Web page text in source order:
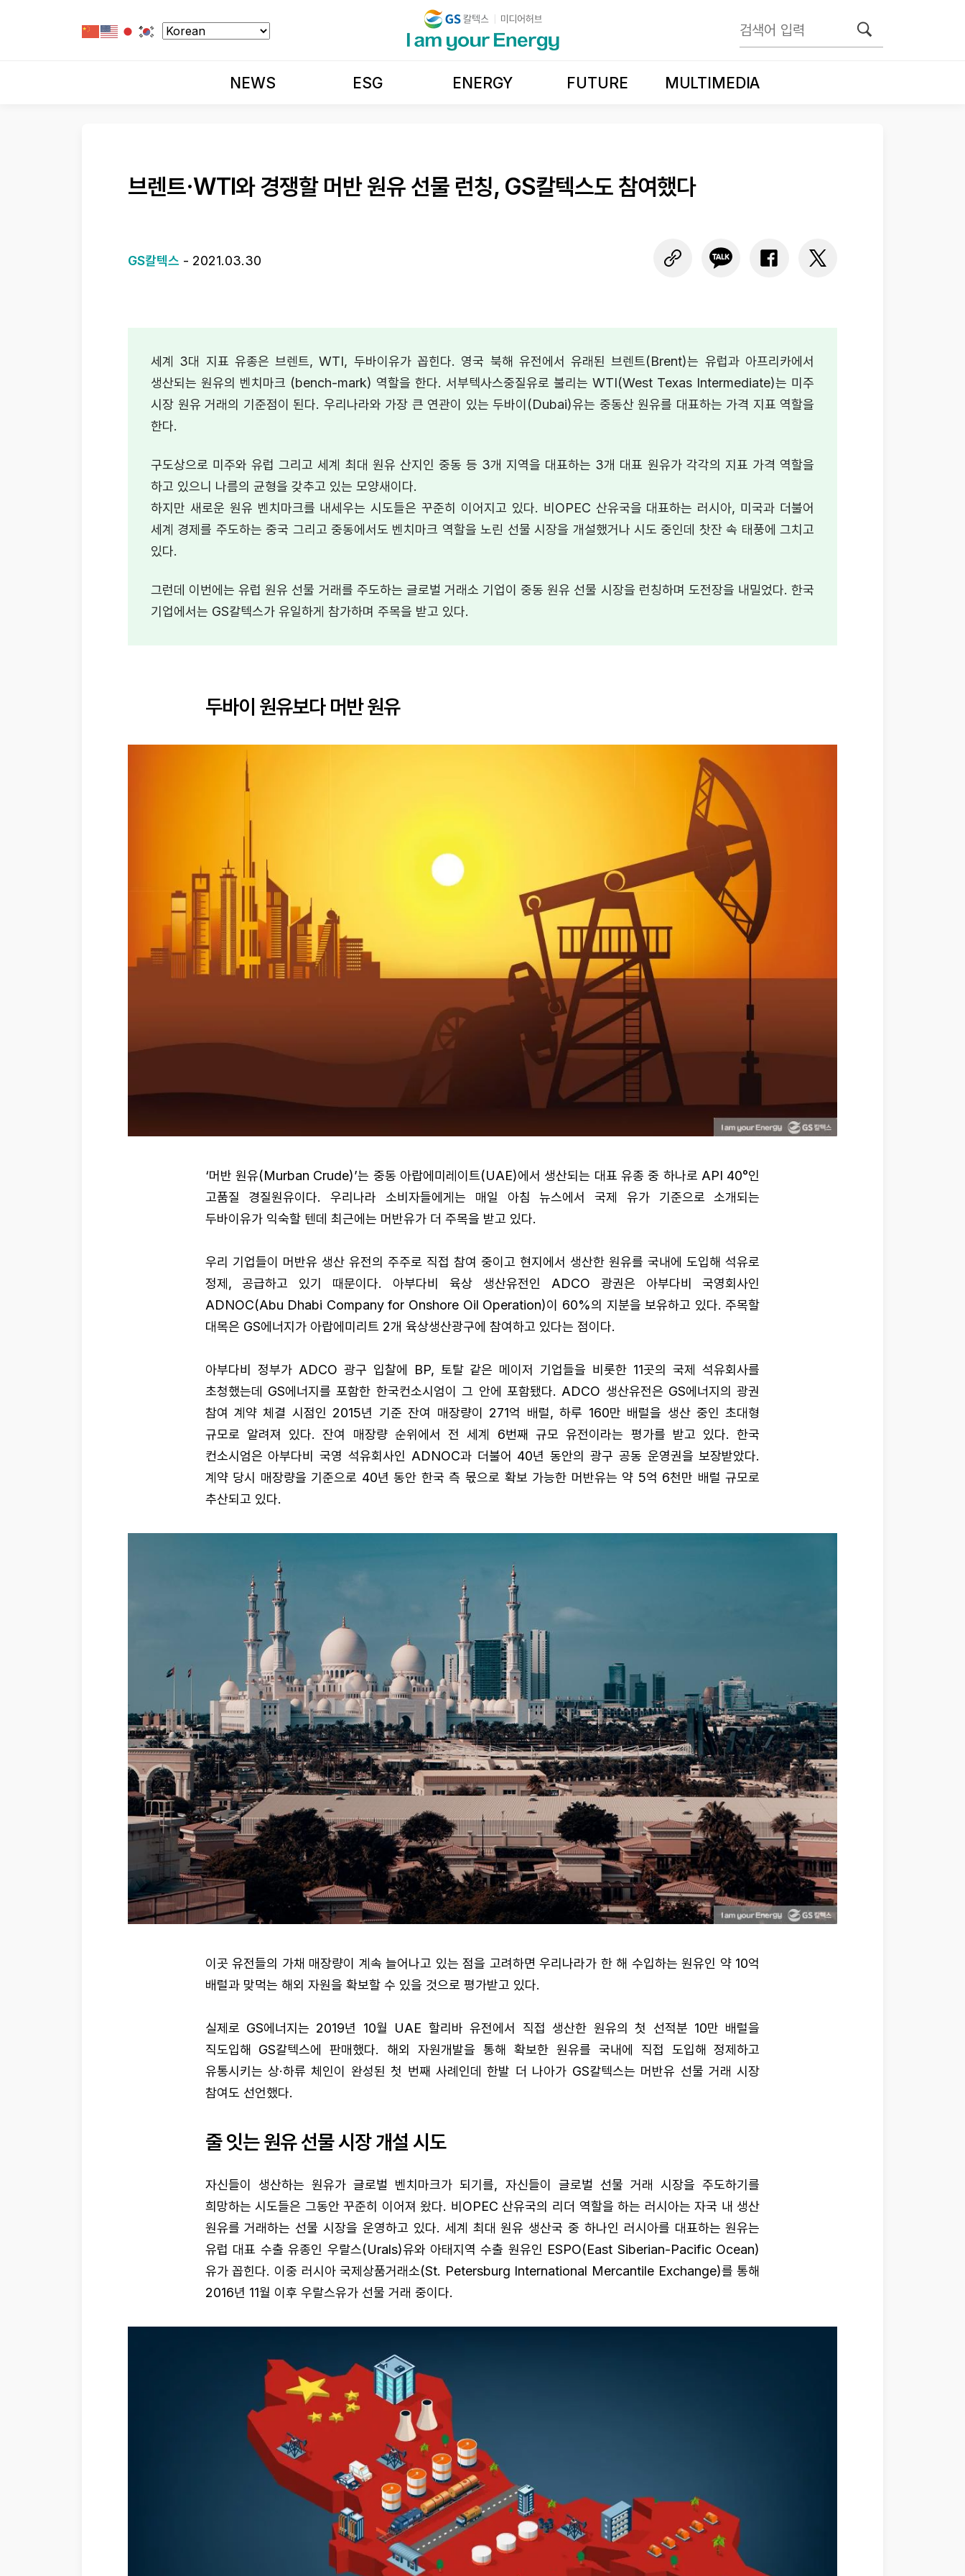
NEWS ESG ENERGY FUTURE MULTIMEDIA
브렌트·WTI와 경쟁할 머반 원유 선물 런칭, GS칼텍스도 참여했다
GS칼텍스 - 2021.03.30
세계 3대 지표 유종은 브렌트, WTI, 두바이유가 꼽힌다. 영국 북해 유전에서 유래된 브렌트(Brent)는 유럽과 아프리카에서
생산되는 원유의 벤치마크 (bench-mark) 역할을 한다. 서부텍사스중질유로 불리는 WTI(West Texas Intermediate)는 미주
시장 원유 거래의 기준점이 된다. 우리나라와 가장 큰 연관이 있는 두바이(Dubai)유는 중동산 원유를 대표하는 가격 지표 역할을
한다.
구도상으로 미주와 유럽 그리고 세계 최대 원유 산지인 중동 등 3개 지역을 대표하는 3개 대표 원유가 각각의 지표 가격 역할을
하고 있으니 나름의 균형을 갖추고 있는 모양새이다.
하지만 새로운 원유 벤치마크를 내세우는 시도들은 꾸준히 이어지고 있다. 비OPEC 산유국을 대표하는 러시아, 미국과 더불어
세계 경제를 주도하는 중국 그리고 중동에서도 벤치마크 역할을 노린 선물 시장을 개설했거나 시도 중인데 찻잔 속 태풍에 그치고
있다.
그런데 이번에는 유럽 원유 선물 거래를 주도하는 글로벌 거래소 기업이 중동 원유 선물 시장을 런칭하며 도전장을 내밀었다. 한국
기업에서는 GS칼텍스가 유일하게 참가하며 주목을 받고 있다.
두바이 원유보다 머반 원유
‘머반 원유(Murban Crude)’는 중동 아랍에미레이트(UAE)에서 생산되는 대표 유종 중 하나로 API 40°인
고품질 경질원유이다. 우리나라 소비자들에게는 매일 아침 뉴스에서 국제 유가 기준으로 소개되는
두바이유가 익숙할 텐데 최근에는 머반유가 더 주목을 받고 있다.
우리 기업들이 머반유 생산 유전의 주주로 직접 참여 중이고 현지에서 생산한 원유를 국내에 도입해 석유로
정제, 공급하고 있기 때문이다. 아부다비 육상 생산유전인 ADCO 광권은 아부다비 국영회사인
ADNOC(Abu Dhabi Company for Onshore Oil Operation)이 60%의 지분을 보유하고 있다. 주목할
대목은 GS에너지가 아랍에미리트 2개 육상생산광구에 참여하고 있다는 점이다.
아부다비 정부가 ADCO 광구 입찰에 BP, 토탈 같은 메이저 기업들을 비롯한 11곳의 국제 석유회사를
초청했는데 GS에너지를 포함한 한국컨소시엄이 그 안에 포함됐다. ADCO 생산유전은 GS에너지의 광권
참여 계약 체결 시점인 2015년 기준 잔여 매장량이 271억 배럴, 하루 160만 배럴을 생산 중인 초대형
규모로 알려져 있다. 잔여 매장량 순위에서 전 세계 6번째 규모 유전이라는 평가를 받고 있다. 한국
컨소시엄은 아부다비 국영 석유회사인 ADNOC과 더불어 40년 동안의 광구 공동 운영권을 보장받았다.
계약 당시 매장량을 기준으로 40년 동안 한국 측 몫으로 확보 가능한 머반유는 약 5억 6천만 배럴 규모로
추산되고 있다.
이곳 유전들의 가채 매장량이 계속 늘어나고 있는 점을 고려하면 우리나라가 한 해 수입하는 원유인 약 10억
배럴과 맞먹는 해외 자원을 확보할 수 있을 것으로 평가받고 있다.
실제로 GS에너지는 2019년 10월 UAE 할리바 유전에서 직접 생산한 원유의 첫 선적분 10만 배럴을
직도입해 GS칼텍스에 판매했다. 해외 자원개발을 통해 확보한 원유를 국내에 직접 도입해 정제하고
유통시키는 상·하류 체인이 완성된 첫 번째 사례인데 한발 더 나아가 GS칼텍스는 머반유 선물 거래 시장
참여도 선언했다.
줄 잇는 원유 선물 시장 개설 시도
자신들이 생산하는 원유가 글로벌 벤치마크가 되기를, 자신들이 글로벌 선물 거래 시장을 주도하기를
희망하는 시도들은 그동안 꾸준히 이어져 왔다. 비OPEC 산유국의 리더 역할을 하는 러시아는 자국 내 생산
원유를 거래하는 선물 시장을 운영하고 있다. 세계 최대 원유 생산국 중 하나인 러시아를 대표하는 원유는
유럽 대표 수출 유종인 우랄스(Urals)유와 아태지역 수출 원유인 ESPO(East Siberian-Pacific Ocean)
유가 꼽힌다. 이중 러시아 국제상품거래소(St. Petersburg International Mercantile Exchange)를 통해
2016년 11월 이후 우랄스유가 선물 거래 중이다.